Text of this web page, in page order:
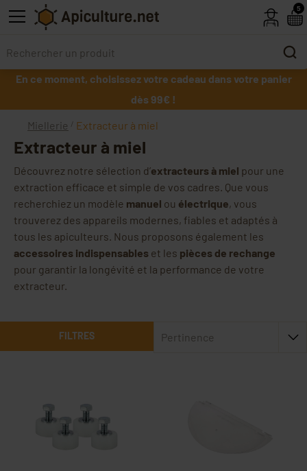
Skip to main content
En ce moment, choisissez votre cadeau dans votre panier
dès 99€ !
Miellerie Extracteur à miel
Extracteur à miel
Découvrez notre sélection d’extracteurs à miel pour une
extraction efficace et simple de vos cadres. Que vous
recherchiez un modèle manuel ou électrique, vous
trouverez des appareils modernes, fiables et adaptés à
tous les apiculteurs. Nous proposons également les
accessoires indispensables et les pièces de rechange
pour garantir la longévité et la performance de votre
extracteur.
FILTRES Pertinence
5